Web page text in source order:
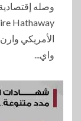
وصله
الأمريكي
واي...